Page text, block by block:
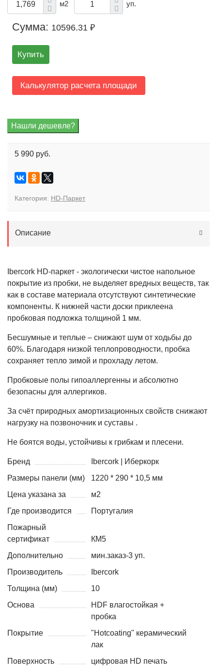
м2 уп.
Сумма: 10596.31 ₽
Купить
Калькулятор расчета площади
5 990 руб.
Категория: HD-Паркет
Описание
Ibercork HD-паркет - экологически чистое напольное
покрытие из пробки, не выделяет вредных веществ, так
как в составе материала отсутствуют синтетические
компоненты. К нижней части доски приклеена
пробковая подложка толщиной 1 мм.
Бесшумные и теплые – снижают шум от ходьбы до
60%. Благодаря низкой теплопроводности, пробка
сохраняет тепло зимой и прохладу летом.
Пробковые полы гипоаллергенны и абсолютно
безопасны для аллергиков.
За счёт природных амортизационных свойств снижают
нагрузку на позвоночник и суставы .
Не боятся воды, устойчивы к грибкам и плесени.
Бренд
Ibercork | Иберкорк
Размеры панели (мм)
1220 * 290 * 10,5 мм
Цена указана за
м2
Где производится
Португалия
Пожарный
сертификат
КМ5
Дополнительно
мин.заказ-3 уп.
Производитель
Ibercork
Толщина (мм)
10
Основа
HDF влагостойкая +
пробка
Покрытие
"Hotcoating" керамический
лак
Поверхность
цифровая HD печать